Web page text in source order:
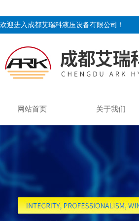
欢迎进入成都艾瑞科液压设备有限公司！
网站首页 关于我们